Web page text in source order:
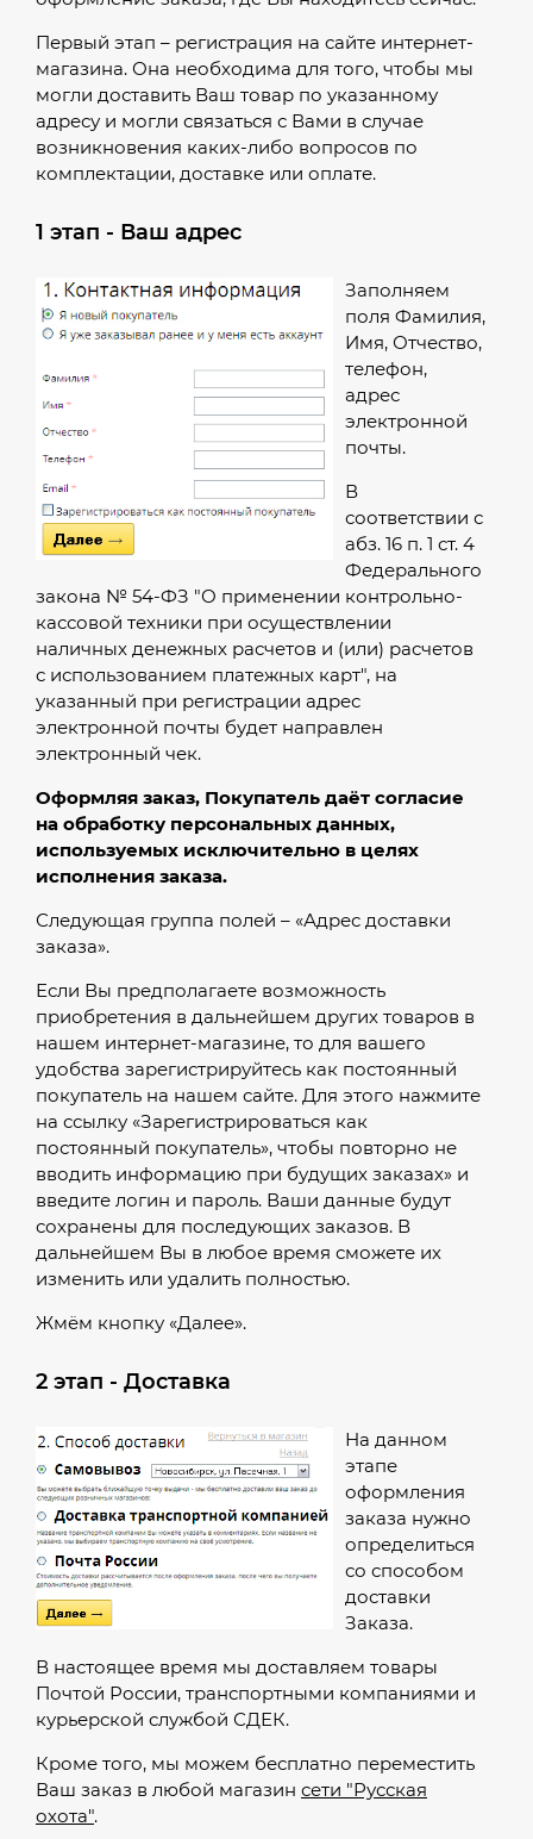
Первый этап – регистрация на сайте интернет-
магазина. Она необходима для того, чтобы мы
могли доставить Ваш товар по указанному
адресу и могли связаться с Вами в случае
возникновения каких-либо вопросов по
комплектации, доставке или оплате.
1 этап - Ваш адрес
Заполняем
поля Фамилия,
Имя, Отчество,
телефон,
адрес
электронной
почты.
В
соответствии с
абз. 16 п. 1 ст. 4
Федерального
закона № 54-ФЗ "О применении контрольно-
кассовой техники при осуществлении
наличных денежных расчетов и (или) расчетов
с использованием платежных карт", на
указанный при регистрации адрес
электронной почты будет направлен
электронный чек.
Оформляя заказ, Покупатель даёт согласие
на обработку персональных данных,
используемых исключительно в целях
исполнения заказа.
Следующая группа полей – «Адрес доставки
заказа».
Если Вы предполагаете возможность
приобретения в дальнейшем других товаров в
нашем интернет-магазине, то для вашего
удобства зарегистрируйтесь как постоянный
покупатель на нашем сайте. Для этого нажмите
на ссылку «Зарегистрироваться как
постоянный покупатель», чтобы повторно не
вводить информацию при будущих заказах» и
введите логин и пароль. Ваши данные будут
сохранены для последующих заказов. В
дальнейшем Вы в любое время сможете их
изменить или удалить полностью.
Жмём кнопку «Далее».
2 этап - Доставка
На данном
этапе
оформления
заказа нужно
определиться
со способом
доставки
Заказа.
В настоящее время мы доставляем товары
Почтой России, транспортными компаниями и
курьерской службой СДЕК.
Кроме того, мы можем бесплатно переместить
Ваш заказ в любой магазин сети "Русская
охота".